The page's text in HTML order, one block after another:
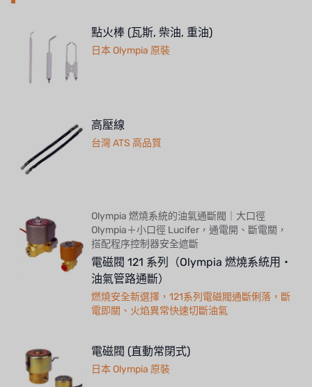
BOSCHINI
NIPPON
CASH ACME
點火棒 (瓦斯, 柴油, 重油)
日本 Olympia 原裝
高壓線
台灣 ATS 高品質
Olympia 燃燒系統的油氣通斷閥｜大口徑
Olympia＋小口徑 Lucifer，通電開、斷電關，
搭配程序控制器安全遮斷
電磁閥 121 系列（Olympia 燃燒系統用・
油氣管路通斷）
燃燒安全新選擇，121系列電磁閥通斷俐落，斷
電即關、火焰異常快速切斷油氣
電磁閥 (直動常閉式)
日本 Olympia 原裝